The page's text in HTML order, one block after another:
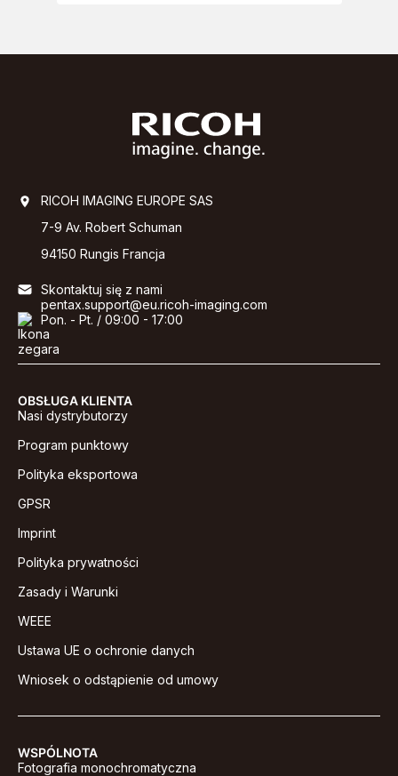
RICOH IMAGING EUROPE SAS
7-9 Av. Robert Schuman
94150 Rungis Francja
Skontaktuj się z nami
pentax.support@eu.ricoh-imaging.com
Pon. - Pt. / 09:00 - 17:00
OBSŁUGA KLIENTA
Nasi dystrybutorzy
Program punktowy
Polityka eksportowa
GPSR
Imprint
Polityka prywatności
Zasady i Warunki
WEEE
Ustawa UE o ochronie danych
Wniosek o odstąpienie od umowy
WSPÓLNOTA
Fotografia monochromatyczna